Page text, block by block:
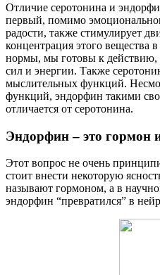
Отличие серотонина и
первый, помимо
радости, также стимулирует
концентрация этого вещества
нормы, мы готовы к действию,
сил и энергии. Также
мыслительных функций.
функций, эндорфин такими
отличается от серотонина.
Эндорфин – это гормон
Этот вопрос не очень
стоит внести некоторую
называют гормоном, а в
эндорфин “превратился” в